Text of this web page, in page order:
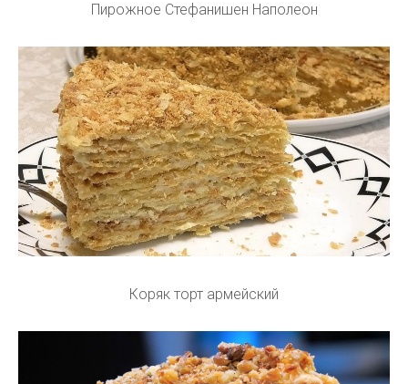
Пирожное Стефанишен Наполеон
Коряк торт армейский